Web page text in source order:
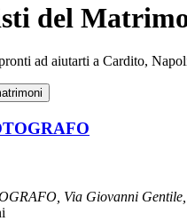
del
ad aiutarti a Cardito,
Via Giovanni